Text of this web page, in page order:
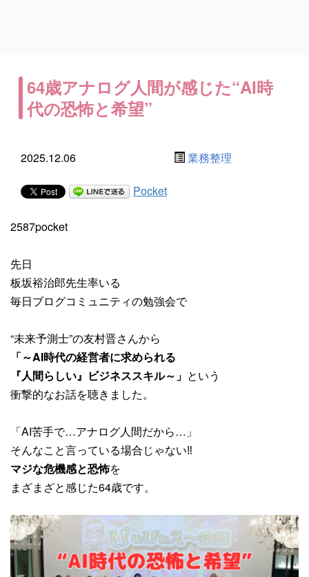
64歳アナログ人間が感じた“AI時
代の恐怖と希望”
2025.12.06 業務整理
Pocket
2587pocket
先日
板坂裕治郎先生率いる
毎日ブログコミュニティの勉強会で
“未来予測士”の友村晋さんから
「～AI時代の経営者に求められる
『人間らしい』ビジネススキル～」 という
衝撃的なお話を聴きました。
「AI苦手で…アナログ人間だから…」
そんなこと言っている場合じゃない‼
マジな危機感と恐怖を
まざまざと感じた64歳です。